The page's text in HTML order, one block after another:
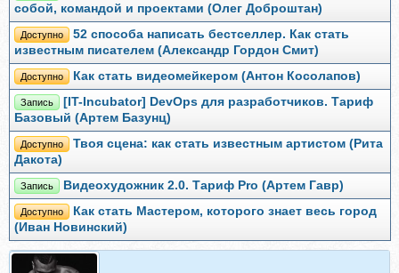
собой, командой и проектами (Олег Доброштан)
Доступно
52 способа написать бестселлер. Как стать
известным писателем (Александр Гордон Смит)
Доступно Как стать видеомейкером (Антон Косолапов)
Запись
[IT-Incubator] DevOps для разработчиков. Тариф
Базовый (Артем Базунц)
Доступно
Твоя сцена: как стать известным артистом (Рита
Дакота)
Запись Видеохудожник 2.0. Тариф Pro (Артем Гавр)
Доступно
Как стать Мастером, которого знает весь город
(Иван Новинский)